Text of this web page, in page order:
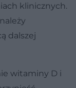
klinicznych.
dalszej
witaminy D i